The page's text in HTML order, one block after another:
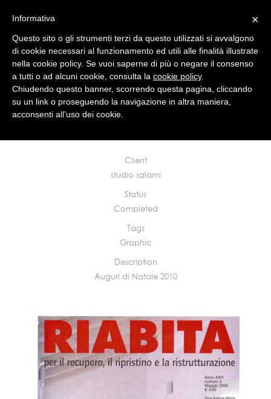
studio news works contact
Client
studio salami
Status
Completed
Tags
Graphic
Description
Auguri di Natale 2010
×
Informativa
Questo sito o gli strumenti terzi da questo utilizzati si avvalgono
di cookie necessari al funzionamento ed utili alle finalità illustrate
nella cookie policy. Se vuoi saperne di più o negare il consenso
a tutti o ad alcuni cookie, consulta la cookie policy.
Chiudendo questo banner, scorrendo questa pagina, cliccando
su un link o proseguendo la navigazione in altra maniera,
acconsenti all’uso dei cookie.